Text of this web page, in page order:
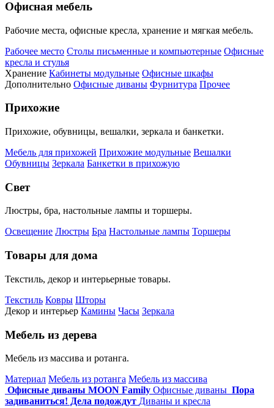
Офисная мебель
Рабочие места, офисные кресла, хранение и мягкая мебель.
Рабочее место Столы письменные и компьютерные Офисные
кресла и стулья
Хранение Кабинеты модульные Офисные шкафы
Дополнительно Офисные диваны Фурнитура Прочее
Прихожие
Прихожие, обувницы, вешалки, зеркала и банкетки.
Мебель для прихожей Прихожие модульные Вешалки
Обувницы Зеркала Банкетки в прихожую
Свет
Люстры, бра, настольные лампы и торшеры.
Освещение Люстры Бра Настольные лампы Торшеры
Товары для дома
Текстиль, декор и интерьерные товары.
Текстиль Ковры Шторы
Декор и интерьер Камины Часы Зеркала
Мебель из дерева
Мебель из массива и ротанга.
Материал Мебель из ротанга Мебель из массива
Офисные диваны MOON Family Офисные диваны Пора
задиваниться! Дела подождут Диваны и кресла